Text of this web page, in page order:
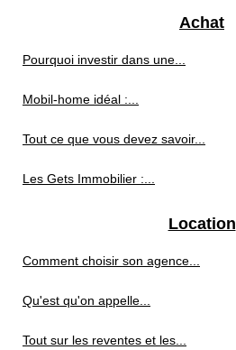
Achat
Pourquoi investir dans une...
Mobil-home idéal :...
Tout ce que vous devez savoir...
Les Gets Immobilier :...
Location
Comment choisir son agence...
Qu'est qu'on appelle...
Tout sur les reventes et les...